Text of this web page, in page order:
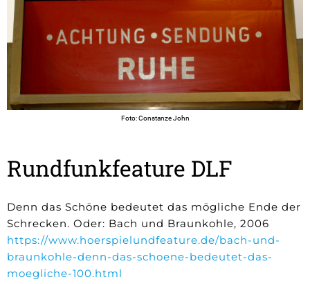
Foto: Constanze John
Rundfunkfeature DLF
Denn das Schöne bedeutet das mögliche Ende der
Schrecken. Oder: Bach und Braunkohle, 2006
https://www.hoerspielundfeature.de/bach-und-
braunkohle-denn-das-schoene-bedeutet-das-
moegliche-100.html